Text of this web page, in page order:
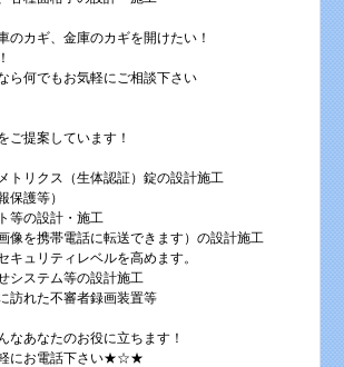
カギ、金庫のカギを開けたい！
ら何でもお気軽にご相談下さい
提案しています！
トリクス（生体認証）錠の設計施工
護等）
等の設計・施工
を携帯電話に転送できます）の設計施工
ュリティレベルを高めます。
システム等の設計施工
訪れた不審者録画装置等
あなたのお役に立ちます！
にお電話下さい★☆★